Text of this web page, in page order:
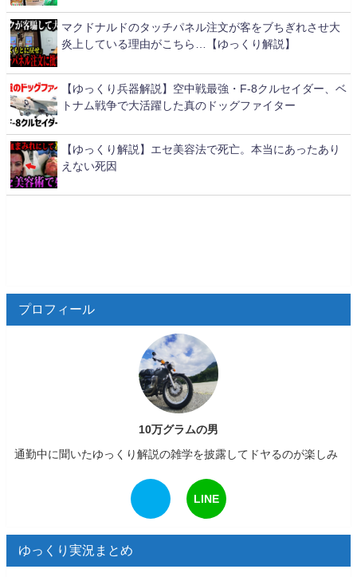
マクドナルドのタッチパネル注文が客をブちぎれさせ大
炎上している理由がこちら…【ゆっくり解説】
【ゆっくり兵器解説】空中戦最強・F-8クルセイダー、ベ
トナム戦争で大活躍した真のドッグファイター
【ゆっくり解説】エセ美容法で死亡。本当にあったあり
えない死因
プロフィール
10万グラムの男
通勤中に聞いたゆっくり解説の雑学を披露してドヤるのが楽しみ
LINE
ゆっくり実況まとめ